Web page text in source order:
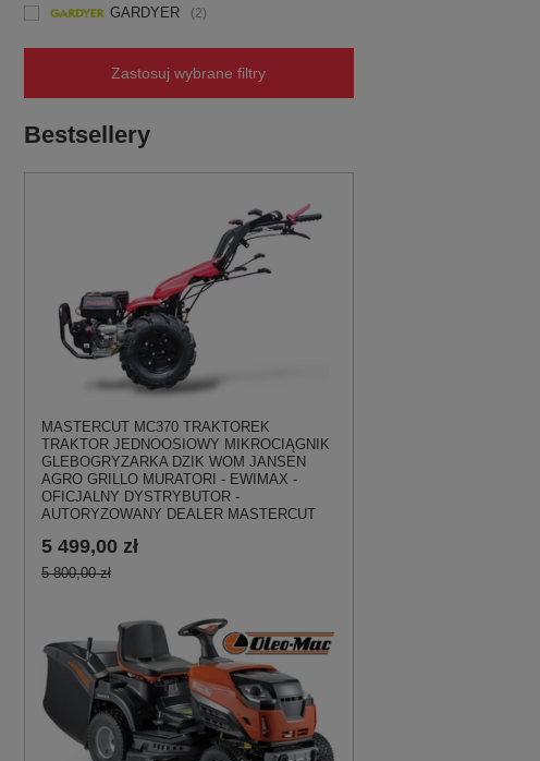
GARDYER 2
Zastosuj wybrane filtry
Bestsellery
MASTERCUT MC370 TRAKTOREK
TRAKTOR JEDNOOSIOWY MIKROCIĄGNIK
GLEBOGRYZARKA DZIK WOM JANSEN
AGRO GRILLO MURATORI - EWIMAX -
OFICJALNY DYSTRYBUTOR -
AUTORYZOWANY DEALER MASTERCUT
5 499,00 zł
5 800,00 zł